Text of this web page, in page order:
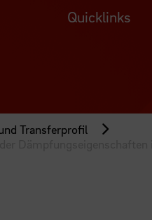
Quicklinks
Transferprofil